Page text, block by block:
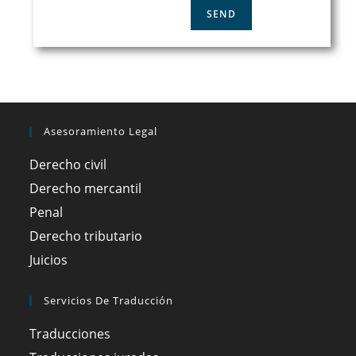
Asesoramiento Legal
Derecho civil
Derecho mercantil
Penal
Derecho tributario
Juicios
Servicios De Traducción
Traducciones